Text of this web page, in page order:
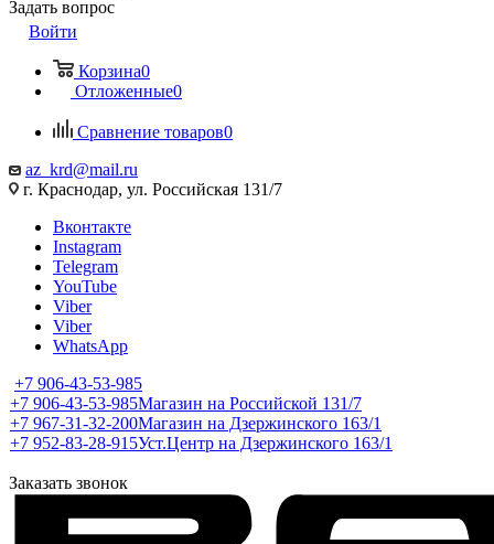
Задать вопрос
Войти
Корзина0
Отложенные0
Сравнение товаров0
az_krd@mail.ru
г. Краснодар, ул. Российская 131/7
Вконтакте
Instagram
Telegram
YouTube
Viber
Viber
WhatsApp
+7 906-43-53-985
+7 906-43-53-985Магазин на Российской 131/7
+7 967-31-32-200Магазин на Дзержинского 163/1
+7 952-83-28-915Уст.Центр на Дзержинского 163/1
Заказать звонок